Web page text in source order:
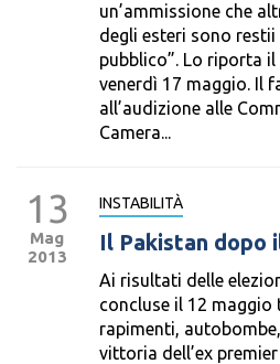
un’ammissione che
degli esteri sono
pubblico”. Lo riporta
venerdì 17 maggio. Il
all’audizione alle
Camera...
13
Mag
2013
INSTABILITÀ
Il Pakistan dopo
Ai risultati delle
concluse il 12
rapimenti,
vittoria dell’ex